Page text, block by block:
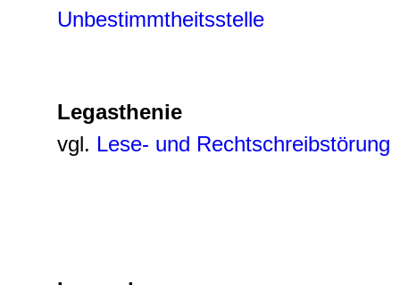
Unbestimmtheitsstelle
Legasthenie
vgl. Lese- und Rechtschreibstörung